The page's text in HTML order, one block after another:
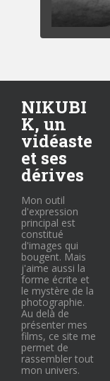
NIKUBI
K, un
vidéaste
et ses
dérives
Mon outil
d'expression
principal est
constitué
d'images qui
bougent. Mais
j'aime aussi la
forme écrite et
le mystère de la
photographie.
Au delà de
présenter mes
films, ce site me
permet de
rassembler tout
mon univers.